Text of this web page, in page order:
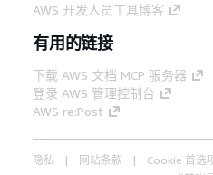
AWS 开发人员工具博客
有用的链接
下载 AWS 文档 MCP 服务器
登录 AWS 管理控制台
AWS re:Post
隐私 网站条款 Cookie 首选